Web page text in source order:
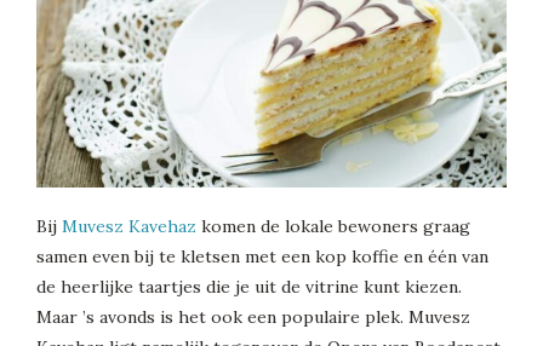
Bij Muvesz Kavehaz komen de lokale bewoners graag
samen even bij te kletsen met een kop koffie en één van
de heerlijke taartjes die je uit de vitrine kunt kiezen.
Maar ’s avonds is het ook een populaire plek. Muvesz